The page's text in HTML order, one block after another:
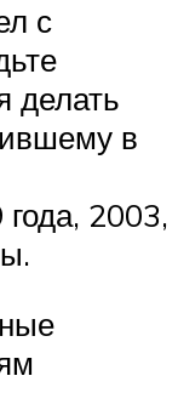
с
делать
в
2003,